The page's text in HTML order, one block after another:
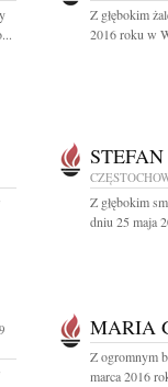
Z głębokim
2016 roku w
Z głębokim
dniu 25 maja
MARIA
Z ogromnym
marca 2016